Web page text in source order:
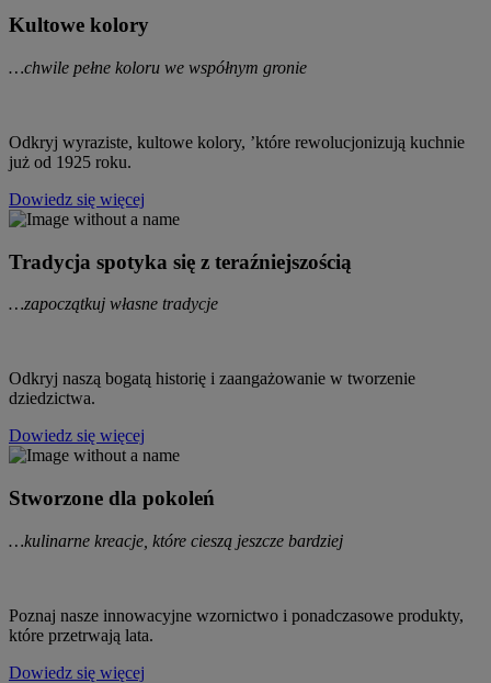
Kultowe kolory
…chwile pełne koloru we współnym gronie
Odkryj wyraziste, kultowe kolory, ’które rewolucjonizują kuchnie
już od 1925 roku.
Dowiedz się więcej
Tradycja spotyka się z teraźniejszością
…zapoczątkuj własne tradycje
Odkryj naszą bogatą historię i zaangażowanie w tworzenie
dziedzictwa.
Dowiedz się więcej
Stworzone dla pokoleń
…kulinarne kreacje, które cieszą jeszcze bardziej
Poznaj nasze innowacyjne wzornictwo i ponadczasowe produkty,
które przetrwają lata.
Dowiedz się więcej